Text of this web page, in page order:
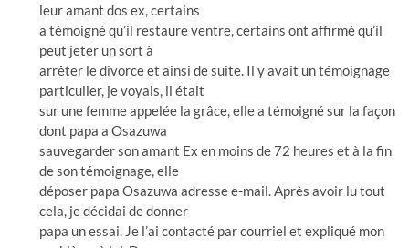
leur amant dos ex, certains
a témoigné qu’il restaure ventre, certains ont affirmé qu’il
peut jeter un sort à
arrêter le divorce et ainsi de suite. Il y avait un témoignage
particulier, je voyais, il était
sur une femme appelée la grâce, elle a témoigné sur la façon
dont papa a Osazuwa
sauvegarder son amant Ex en moins de 72 heures et à la fin
de son témoignage, elle
déposer papa Osazuwa adresse e-mail. Après avoir lu tout
cela, je décidai de donner
papa un essai. Je l’ai contacté par courriel et expliqué mon